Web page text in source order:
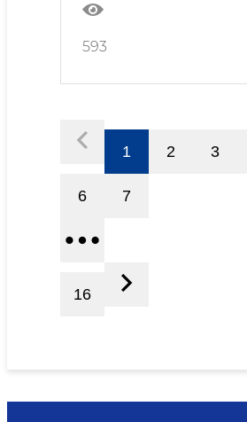
593
1 2 3
6 7
16